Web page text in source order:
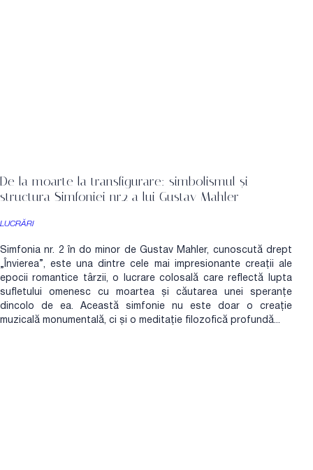
De la moarte la transfigurare: simbolismul și
structura Simfoniei nr.2 a lui Gustav Mahler
LUCRĂRI
Simfonia nr. 2 în do minor de Gustav Mahler, cunoscută drept
„Învierea”, este una dintre cele mai impresionante creații ale
epocii romantice târzii, o lucrare colosală care reflectă lupta
sufletului omenesc cu moartea și căutarea unei speranțe
dincolo de ea. Această simfonie nu este doar o creație
muzicală monumentală, ci și o meditație filozofică profundă...